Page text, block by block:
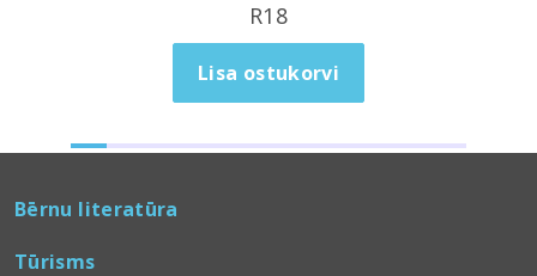
R18
Lisa ostukorvi
Bērnu literatūra
Tūrisms